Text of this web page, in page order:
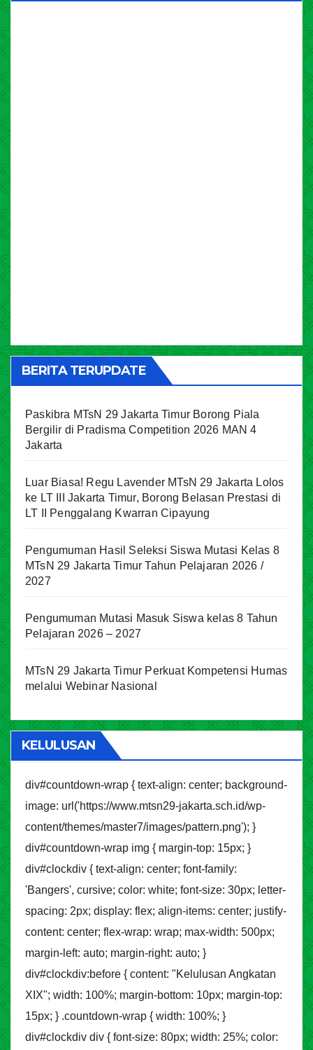
BERITA TERUPDATE
Paskibra MTsN 29 Jakarta Timur Borong Piala
Bergilir di Pradisma Competition 2026 MAN 4
Jakarta
Luar Biasa! Regu Lavender MTsN 29 Jakarta Lolos
ke LT III Jakarta Timur, Borong Belasan Prestasi di
LT II Penggalang Kwarran Cipayung
Pengumuman Hasil Seleksi Siswa Mutasi Kelas 8
MTsN 29 Jakarta Timur Tahun Pelajaran 2026 /
2027
Pengumuman Mutasi Masuk Siswa kelas 8 Tahun
Pelajaran 2026 – 2027
MTsN 29 Jakarta Timur Perkuat Kompetensi Humas
melalui Webinar Nasional
KELULUSAN
div#countdown-wrap { text-align: center; background-
image: url('https://www.mtsn29-jakarta.sch.id/wp-
content/themes/master7/images/pattern.png'); }
div#countdown-wrap img { margin-top: 15px; }
div#clockdiv { text-align: center; font-family:
'Bangers', cursive; color: white; font-size: 30px; letter-
spacing: 2px; display: flex; align-items: center; justify-
content: center; flex-wrap: wrap; max-width: 500px;
margin-left: auto; margin-right: auto; }
div#clockdiv:before { content: "Kelulusan Angkatan
XIX"; width: 100%; margin-bottom: 10px; margin-top:
15px; } .countdown-wrap { width: 100%; }
div#clockdiv div { font-size: 80px; width: 25%; color: